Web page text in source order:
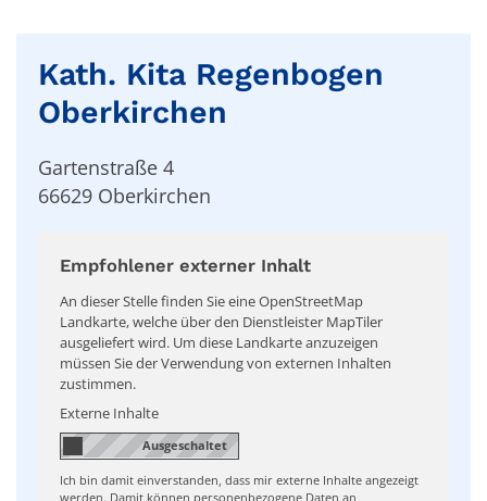
Kath. Kita Regenbogen
Oberkirchen
Gartenstraße 4
66629 Oberkirchen
Empfohlener externer Inhalt
An dieser Stelle finden Sie eine OpenStreetMap
Landkarte, welche über den Dienstleister MapTiler
ausgeliefert wird. Um diese Landkarte anzuzeigen
müssen Sie der Verwendung von externen Inhalten
zustimmen.
Externe Inhalte
Ich bin damit einverstanden, dass mir externe Inhalte angezeigt
werden. Damit können personenbezogene Daten an